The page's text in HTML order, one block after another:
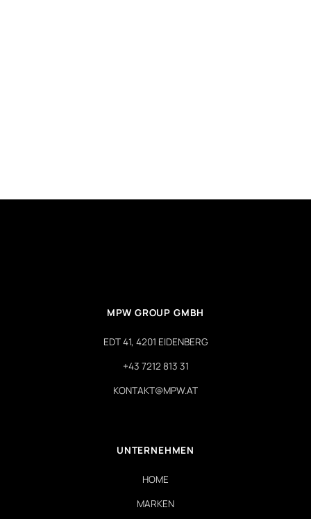
MPW GROUP GMBH
EDT 41, 4201 EIDENBERG
+43 7212 813 31
KONTAKT@MPW.AT
UNTERNEHMEN
HOME
MARKEN